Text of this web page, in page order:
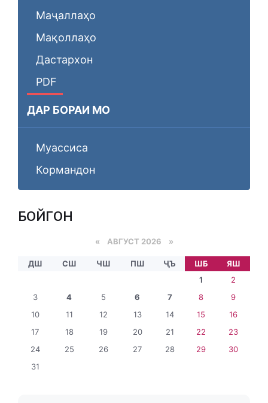
Маҷаллаҳо
Мақоллаҳо
Дастархон
PDF
ДАР БОРАИ МО
Муассиса
Кормандон
БОЙГОНӢ
« АВГУСТ 2026 »
ДШ СШ ЧШ ПШ ҶЪ ШБ
ЯШ
1
2
3
4 5 6 7 8
9
10
11 12 13 14 15
16
17
18 19 20 21 22
23
24
25 26 27 28 29
30
31